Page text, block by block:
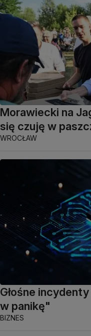
Morawiecki na
się czuję w
WROCŁAW
Głośne
w panikę"
BIZNES